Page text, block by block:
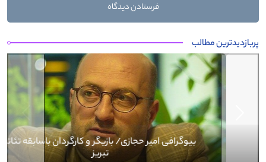
پربازدیدترین مطالب
بیوگرافی کرار نماری
Previous
Next